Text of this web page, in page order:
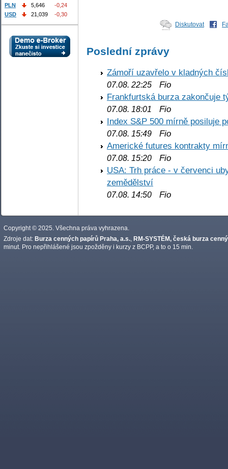
Diskutovat
Poslední zprávy
Zámoří uzavřelo v kladných
07.08. 22:25 Fio
Frankfurtská burza zakončuje
07.08. 18:01
Fio
Index S&P 500 mírně posiluje
07.08. 15:49 Fio
Americké futures kontrakty
07.08. 15:20 Fio
USA: Trh práce - v červenci
zemědělství
07.08. 14:50 Fio
PLN
5,646
-0,24
USD
21,039 -0,30
Copyright © 2025. Všechna práva vyhrazena.
Zdroje dat: Burza cenných papírů Praha, a.s. RM-SYSTÉM, česká burza
minut. Pro nepřihlášené jsou zpožděny i kurzy z BCPP, a to o 15 min.